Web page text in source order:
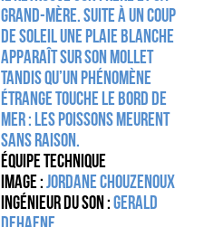
grand-mère. Suite à un coup
de soleil une plaie blanche
apparaît sur son mollet
tandis qu’un phénomène
étrange touche le bord de
mer : les poissons meurent
sans raison.
Équipe technique
Image :Jordane Chouzenoux
Ingénieur du son :Gerald